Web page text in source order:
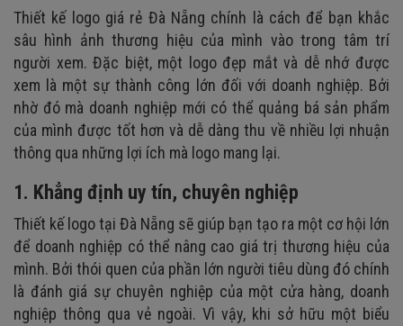
Thiết kế logo giá rẻ Đà Nẵng chính là cách để bạn khắc
sâu hình ảnh thương hiệu của mình vào trong tâm trí
người xem. Đặc biệt, một logo đẹp mắt và dễ nhớ được
xem là một sự thành công lớn đối với doanh nghiệp. Bởi
nhờ đó mà doanh nghiệp mới có thể quảng bá sản phẩm
của mình được tốt hơn và dễ dàng thu về nhiều lợi nhuận
thông qua những lợi ích mà logo mang lại.
1. Khẳng định uy tín, chuyên nghiệp
Thiết kế logo tại Đà Nẵng sẽ giúp bạn tạo ra một cơ hội lớn
để doanh nghiệp có thể nâng cao giá trị thương hiệu của
mình. Bởi thói quen của phần lớn người tiêu dùng đó chính
là đánh giá sự chuyên nghiệp của một cửa hàng, doanh
nghiệp thông qua vẻ ngoài. Vì vậy, khi sở hữu một biểu